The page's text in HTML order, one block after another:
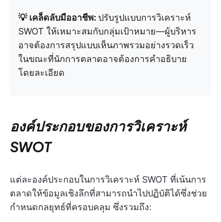
💡 เคล็ดลับมืออาชีพ: ปรับรูปแบบการวิเคราะห์
SWOT ให้เหมาะสมกับกลุ่มเป้าหมาย—ผู้บริหาร
อาจต้องการสรุปแบบเห็นภาพรวมอย่างรวดเร็ว
ในขณะที่นักการตลาดอาจต้องการคำอธิบาย
โดยละเอียด
องค์ประกอบของการวิเคราะห์
SWOT
แต่ละองค์ประกอบในการวิเคราะห์ SWOT ที่เน้นการ
ตลาดให้ข้อมูลเชิงลึกที่สามารถนำไปปฏิบัติได้ซึ่งช่วย
กำหนดกลยุทธ์ที่ครอบคลุม ซึ่งรวมถึง: